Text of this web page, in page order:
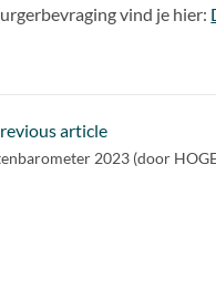
vind je hier:
article
2023 (door